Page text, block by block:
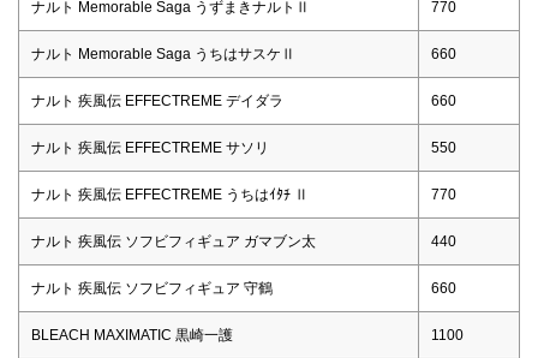
ナルト Memorable Saga うずまきナルトⅡ 770
ナルト Memorable Saga うちはサスケⅡ 660
ナルト 疾風伝 EFFECTREME デイダラ 660
ナルト 疾風伝 EFFECTREME サソリ 550
ナルト 疾風伝 EFFECTREME うちはｲﾀﾁ Ⅱ 770
ナルト 疾風伝 ソフビフィギュア ガマブン太 440
ナルト 疾風伝 ソフビフィギュア 守鶴 660
BLEACH MAXIMATIC 黒崎一護 1100